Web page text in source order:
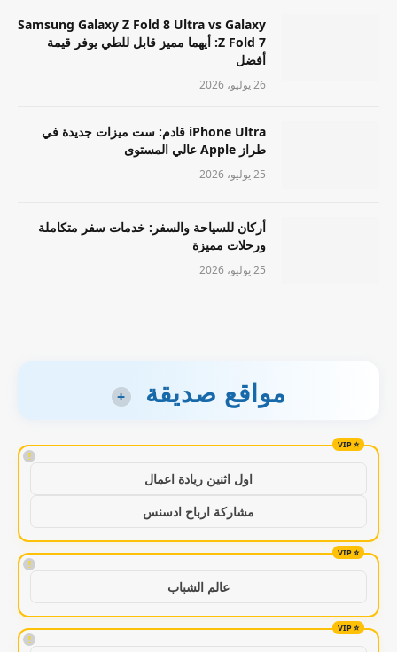
Samsung Galaxy Z Fold 8 Ultra vs Galaxy
Z Fold 7: أيهما مميز قابل للطي يوفر قيمة
أفضل
26 يوليو، 2026
iPhone Ultra قادم: ست ميزات جديدة في
طراز Apple عالي المستوى
25 يوليو، 2026
أركان للسياحة والسفر: خدمات سفر متكاملة
ورحلات مميزة
25 يوليو، 2026
مواقع صديقة +
!
اول اثنين ريادة اعمال
مشاركة ارباح ادسنس
!
عالم الشباب
!